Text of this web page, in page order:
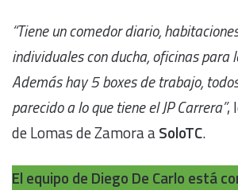
“Tiene un comedor diario,
individuales con ducha, oficinas para
Además hay 5 boxes de trabajo,
parecido a lo que tiene el JP Carrera”,
de Lomas de Zamora aSoloTC.
El equipo de Diego De Carlo está